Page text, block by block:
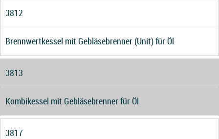
3812
Brennwertkessel mit Gebläsebrenner (Unit) für Öl
3813
Kombikessel mit Gebläsebrenner für Öl
3817